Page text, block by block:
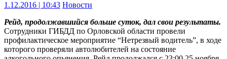
1.12.2016 | 10:43 Новости
Рейд, продолжавшийся больше суток, дал свои результаты.
Сотрудники ГИБДД по Орловской области провели
профилактическое мероприятие “Нетрезвый водитель”, в ходе
которого проверяли автолюбителей на состояние